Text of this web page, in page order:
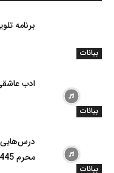
بیانات
برنامه
بیانات
ادب
بیانات
درس‌هایی
محرم 1445